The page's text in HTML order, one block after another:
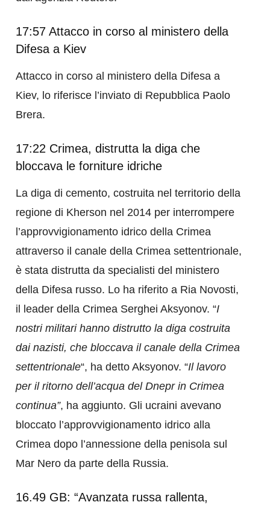
17:57 Attacco in corso al ministero della
Difesa a Kiev
Attacco in corso al ministero della Difesa a
Kiev, lo riferisce l’inviato di Repubblica Paolo
Brera.
17:22 Crimea, distrutta la diga che
bloccava le forniture idriche
La diga di cemento, costruita nel territorio della
regione di Kherson nel 2014 per interrompere
l’approvvigionamento idrico della Crimea
attraverso il canale della Crimea settentrionale,
è stata distrutta da specialisti del ministero
della Difesa russo. Lo ha riferito a Ria Novosti,
il ​​leader della Crimea Serghei Aksyonov. “I
nostri militari hanno distrutto la diga costruita
dai nazisti, che bloccava il canale della Crimea
settentrionale“, ha detto Aksyonov. “Il lavoro
per il ritorno dell’acqua del Dnepr in Crimea
continua”, ha aggiunto. Gli ucraini avevano
bloccato l’approvvigionamento idrico alla
Crimea dopo l’annessione della penisola sul
Mar Nero da parte della Russia.
16.49 GB: “Avanzata russa rallenta,